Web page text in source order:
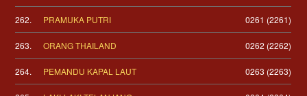
262. PRAMUKA PUTRI 0261 (2261)
263. ORANG THAILAND 0262 (2262)
264. PEMANDU KAPAL LAUT 0263 (2263)